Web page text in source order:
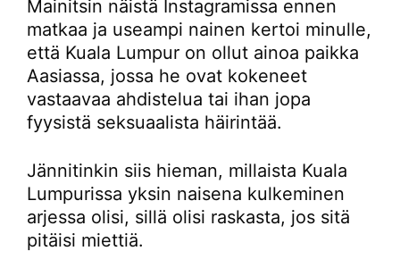
Mainitsin näistä Instagramissa ennen
matkaa ja useampi nainen kertoi minulle,
että Kuala Lumpur on ollut ainoa paikka
Aasiassa, jossa he ovat kokeneet
vastaavaa ahdistelua tai ihan jopa
fyysistä seksuaalista häirintää.
Jännitinkin siis hieman, millaista Kuala
Lumpurissa yksin naisena kulkeminen
arjessa olisi, sillä olisi raskasta, jos sitä
pitäisi miettiä.